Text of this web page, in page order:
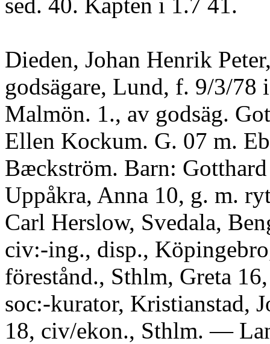
Dieden, Johan Henrik
godsägare, Lund, f. 9/3/78
Malmön. 1., av godsäg.
Ellen Kockum. G. 07 m.
Bæckström. Barn:
Uppåkra, Anna 10, g. m.
Carl Herslow, Svedala,
civ:-ing., disp.,
förestånd., Sthlm, Greta
soc:-kurator, Kristianstad,
18, civ/ekon., Sthlm. —